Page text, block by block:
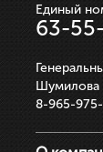
Единый
63-
Шумилова
8-965-